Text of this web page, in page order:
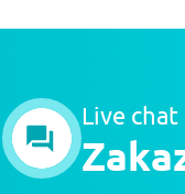
Live chat